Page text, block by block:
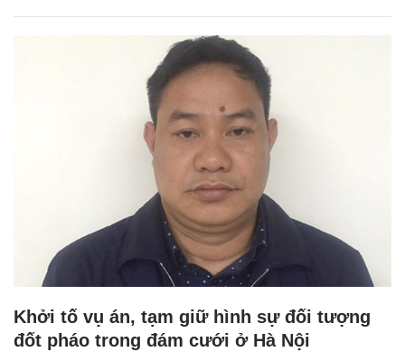
Khởi tố vụ án, tạm giữ hình sự đối tượng
đốt pháo trong đám cưới ở Hà Nội